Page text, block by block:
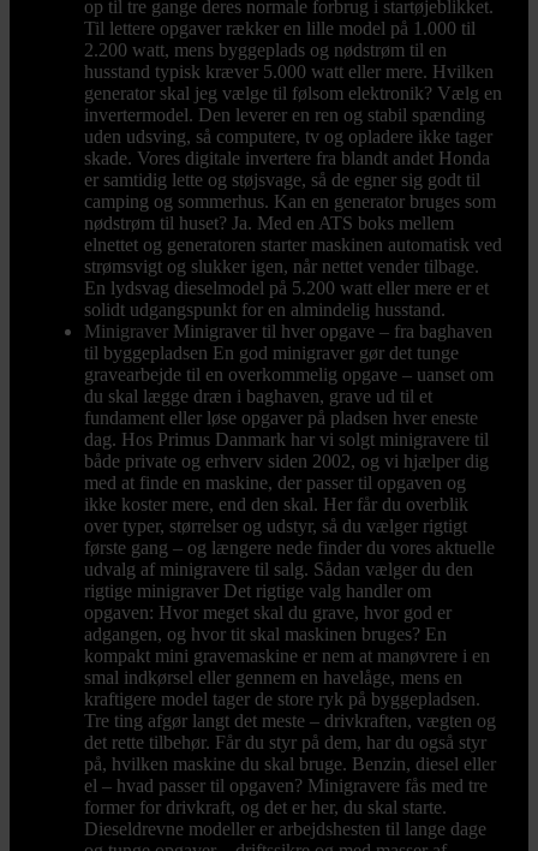
op til tre gange deres normale forbrug i startøjeblikket.
Til lettere opgaver rækker en lille model på 1.000 til
2.200 watt, mens byggeplads og nødstrøm til en
husstand typisk kræver 5.000 watt eller mere. Hvilken
generator skal jeg vælge til følsom elektronik? Vælg en
invertermodel. Den leverer en ren og stabil spænding
uden udsving, så computere, tv og opladere ikke tager
skade. Vores digitale invertere fra blandt andet Honda
er samtidig lette og støjsvage, så de egner sig godt til
camping og sommerhus. Kan en generator bruges som
nødstrøm til huset? Ja. Med en ATS boks mellem
elnettet og generatoren starter maskinen automatisk ved
strømsvigt og slukker igen, når nettet vender tilbage.
En lydsvag dieselmodel på 5.200 watt eller mere er et
solidt udgangspunkt for en almindelig husstand.
Minigraver Minigraver til hver opgave – fra baghaven
til byggepladsen En god minigraver gør det tunge
gravearbejde til en overkommelig opgave – uanset om
du skal lægge dræn i baghaven, grave ud til et
fundament eller løse opgaver på pladsen hver eneste
dag. Hos Primus Danmark har vi solgt minigravere til
både private og erhverv siden 2002, og vi hjælper dig
med at finde en maskine, der passer til opgaven og
ikke koster mere, end den skal. Her får du overblik
over typer, størrelser og udstyr, så du vælger rigtigt
første gang – og længere nede finder du vores aktuelle
udvalg af minigravere til salg. Sådan vælger du den
rigtige minigraver Det rigtige valg handler om
opgaven: Hvor meget skal du grave, hvor god er
adgangen, og hvor tit skal maskinen bruges? En
kompakt mini gravemaskine er nem at manøvrere i en
smal indkørsel eller gennem en havelåge, mens en
kraftigere model tager de store ryk på byggepladsen.
Tre ting afgør langt det meste – drivkraften, vægten og
det rette tilbehør. Får du styr på dem, har du også styr
på, hvilken maskine du skal bruge. Benzin, diesel eller
el – hvad passer til opgaven? Minigravere fås med tre
former for drivkraft, og det er her, du skal starte.
Dieseldrevne modeller er arbejdshesten til lange dage